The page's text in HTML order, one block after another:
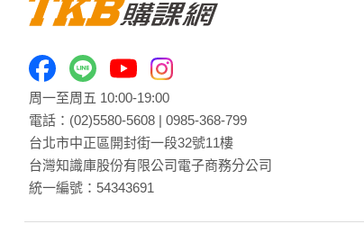
周一至周五 10:00-19:00
電話： (02)5580-5608 | 0985-368-799
台北市中正區開封街一段32號11樓
台灣知識庫股份有限公司電子商務分公司
統一編號：54343691